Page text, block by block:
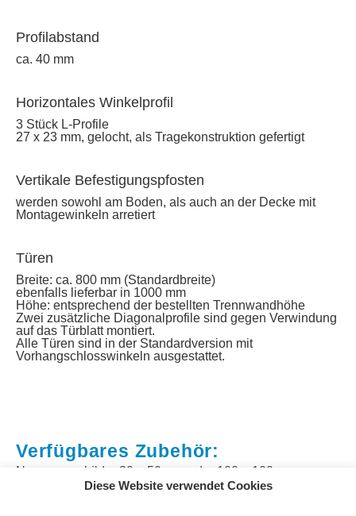
Profilabstand
ca. 40 mm
Horizontales Winkelprofil
3 Stück L-Profile
27 x 23 mm, gelocht, als Tragekonstruktion gefertigt
Vertikale Befestigungspfosten
werden sowohl am Boden, als auch an der Decke mit
Montagewinkeln arretiert
Türen
Breite: ca. 800 mm (Standardbreite)
ebenfalls lieferbar in 1000 mm
Höhe: entsprechend der bestellten Trennwandhöhe
Zwei zusätzliche Diagonalprofile sind gegen Verwindung
auf das Türblatt montiert.
Alle Türen sind in der Standardversion mit
Vorhangschlosswinkeln ausgestattet.
Verfügbares Zubehör:
Nummernschilder 30 × 50 mm oder 100 × 100 mm
Diese Website verwendet Cookies